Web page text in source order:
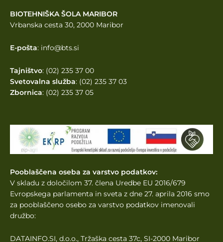
BIOTEHNIŠKA ŠOLA MARIBOR
Vrbanska cesta 30, 2000 Maribor
E-pošta: info@bts.si
Tajništvo: (02) 235 37 00
Svetovalna služba: (02) 235 37 03
Zbornica: (02) 235 37 05
Pooblaščena oseba za varstvo podatkov:
V skladu z določilom 37. člena Uredbe EU 2016/679
Evropskega parlamenta in sveta z dne 27. aprila 2016 smo
za pooblaščeno osebo za varstvo podatkov imenovali
družbo:
DATAINFO.SI, d.o.o., Tržaška cesta 37c, SI-2000 Maribor